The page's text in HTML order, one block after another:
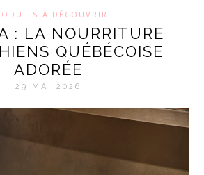
À DÉCOUVRIR
: LA NOURRITURE
QUÉBÉCOISE
ADORÉE
29 MAI 2026